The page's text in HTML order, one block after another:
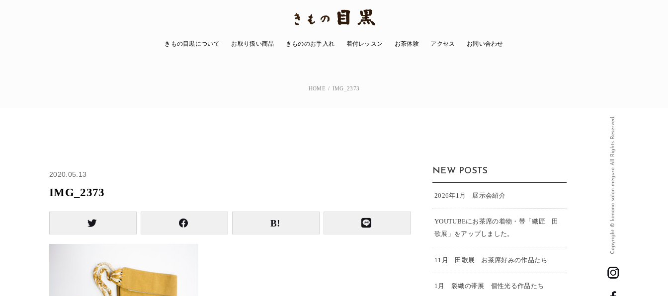
きもの目黒について お取り扱い商品 きもののお手入れ 着付レッスン お茶体験 アクセス お問い合わせ
HOME IMG_2373
2020.05.13
IMG_2373
NEW POSTS
2026年1月 展示会紹介
YOUTUBEにお茶席の着物・帯「織匠 田
歌展」をアップしました。
11月 田歌展 お茶席好みの作品たち
1月 裂織の帯展 個性光る作品たち